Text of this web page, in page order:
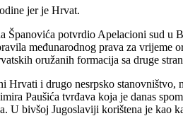
jer je Hrvat.
Španovića potvrdio Apelacioni sud
međunarodnog prava za vrijeme
oružanih formacija sa druge
Hrvati i drugo nesrpsko
Paušića tvrđava koja je danas
U bivšoj Jugoslaviji korištena je kao